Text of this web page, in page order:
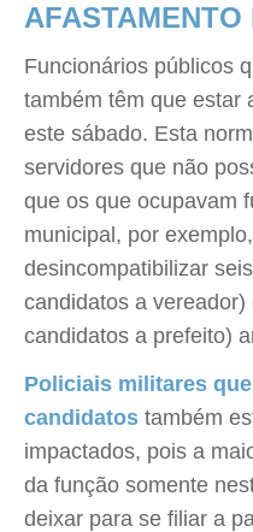
AFASTAMENTO
Funcionários públicos
também têm que estar
este sábado. Esta
servidores que não
que os que ocupavam
municipal, por
desincompatibilizar
candidatos a
candidatos a prefeito)
Policiais militares
candidatos também
impactados, pois a
da função somente
deixar para se filiar a